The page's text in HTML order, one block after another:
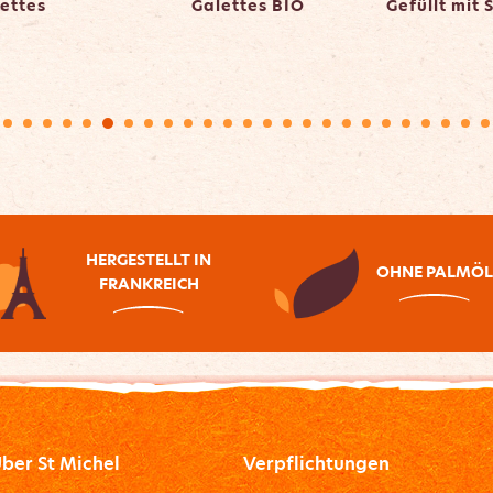
Galettes BIO Gefüllt mit
HERGESTELLT IN
FRANKREICH
OHNE PALMÖL
St Michel Verpflichtungen